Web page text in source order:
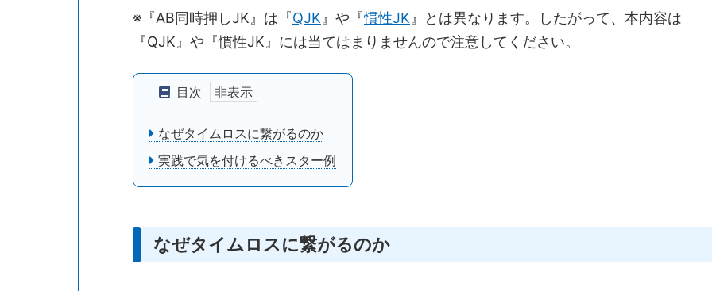
※『AB同時押しJK』は『QJK 』や『慣性JK 』とは異なります。したがって、本内容は
『QJK』や『慣性JK』には当てはまりませんので注意してください。
目次
なぜタイムロスに繋がるのか
実践で気を付けるべきスター例
なぜタイムロスに繋がるのか